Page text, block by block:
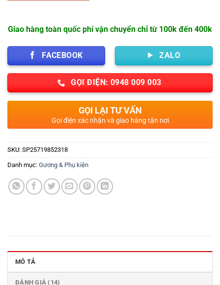
Giao hàng toàn quốc phí vận chuyển chỉ từ 100k đến 400k
FACEBOOK ZALO
GỌI ĐIỆN: 0948 009 003
GỌI LẠI TƯ VẤN
Gọi điện xác nhận và giao hàng tận nơi
SKU: SP25719852318
Danh mục: Gương & Phụ kiện
MÔ TẢ
ĐÁNH GIÁ (14)